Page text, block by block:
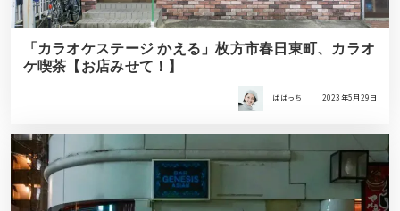
「カラオケステージ かえる」枚方市春日東町、カラオ
ケ喫茶【お店みせて！】
ばばっち 2023年5月29日